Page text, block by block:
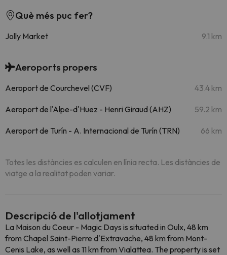
Què més puc fer?
Jolly Market 9.1 km
Aeroports propers
Aeroport de Courchevel (CVF) 43.4 km
Aeroport de l'Alpe-d'Huez - Henri Giraud (AHZ) 59.2 km
Aeroport de Turín - A. Internacional de Turín (TRN) 66 km
Totes les distàncies es calculen en línia recta. Les distàncies de
viatge a la realitat poden variar.
Descripció de l'allotjament
La Maison du Coeur - Magic Days is situated in Oulx, 48 km
from Chapel Saint-Pierre d'Extravache, 48 km from Mont-
Cenis Lake, as well as 11 km from Vialattea. The property is set